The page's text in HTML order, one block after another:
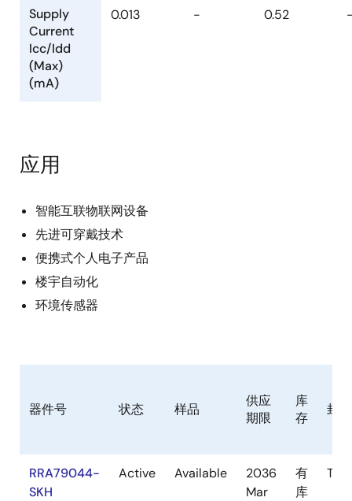
Supply
Current
Icc/Idd
(Max)
(mA)
0.013 - 0.52
应用
智能互联物联网设备
先进可穿戴技术
便携式个人电子产品
楼宇自动化
环境传感器
器件号 状态 样品
供应
期限
库
存
封装
RRA79044-
SKH
Active Available
2036
Mar
有
库